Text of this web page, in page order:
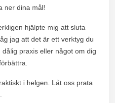
ner dina mål!
hjälpte mig att sluta
jag att det är ett verktyg du
praxis eller något om dig
i helgen. Låt oss prata